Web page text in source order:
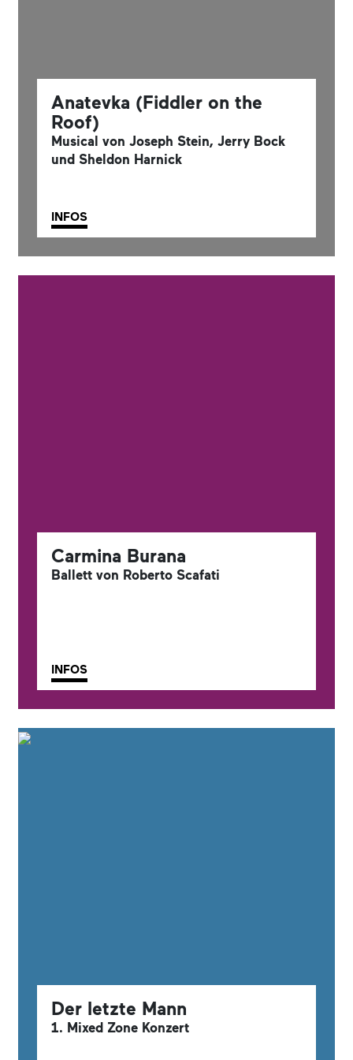
Anatevka (Fiddler on the
Roof)
Musical von Joseph Stein, Jerry Bock
und Sheldon Harnick
INFOS
Carmina Burana
Ballett von Roberto Scafati
INFOS
Der letzte Mann
1. Mixed Zone Konzert